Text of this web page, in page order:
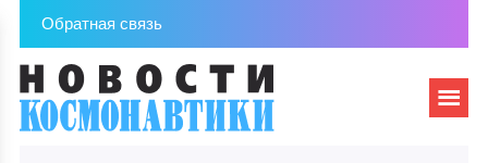
Обратная связь